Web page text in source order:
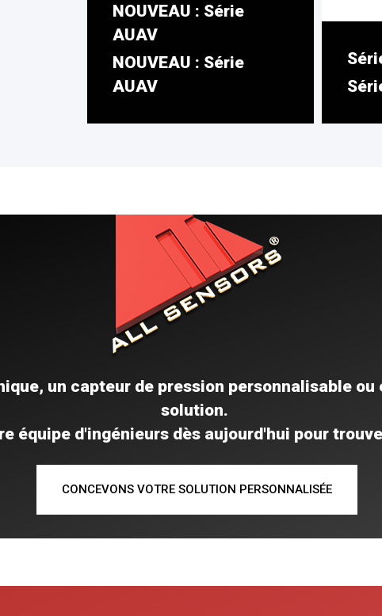
NOUVEAU : Série
AUAV
NOUVEAU : Série
AUAV
La série AUAV est un capteur
double spécialement conçu
pour ...
EN SAVOIR PLUS
un capteur de pression personnalisable
solution.
équipe d'ingénieurs dès aujourd'hui pour
CONCEVONS VOTRE SOLUTION PERSONNALISÉE